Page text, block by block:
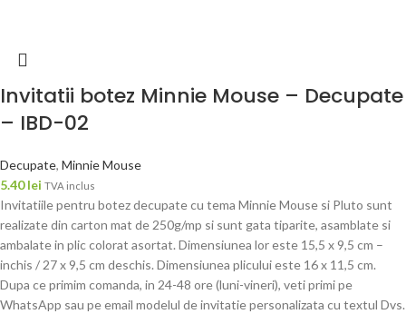
Invitatii botez Minnie Mouse – Decupate
– IBD-02
Decupate, Minnie Mouse
5.40lei TVA inclus
Invitatiile pentru botez decupate cu tema Minnie Mouse si Pluto sunt
realizate din carton mat de 250g/mp si sunt gata tiparite, asamblate si
ambalate in plic colorat asortat. Dimensiunea lor este 15,5 x 9,5 cm –
inchis / 27 x 9,5 cm deschis. Dimensiunea plicului este 16 x 11,5 cm.
Dupa ce primim comanda, in 24-48 ore (luni-vineri), veti primi pe
WhatsApp sau pe email modelul de invitatie personalizata cu textul Dvs.